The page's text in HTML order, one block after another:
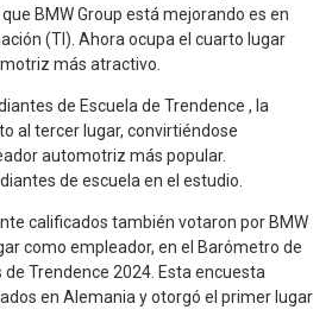
BMW Group está mejorando es en
(TI). Ahora ocupa el cuarto lugar
más atractivo.
de Escuela de Trendence , la
al tercer lugar, convirtiéndose
automotriz más popular.
de escuela en el estudio.
calificados también votaron por BMW
como empleador, en el Barómetro de
Trendence 2024. Esta encuesta
en Alemania y otorgó el primer lugar